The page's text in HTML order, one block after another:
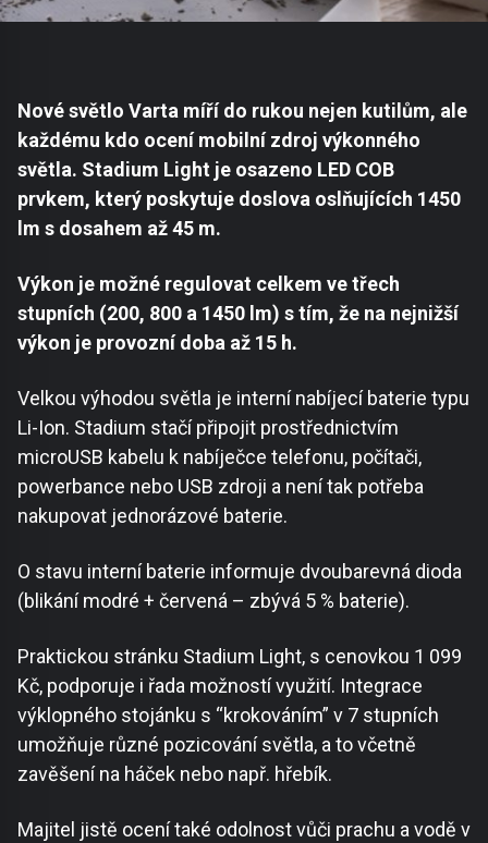
Nové světlo Varta míří do rukou nejen kutilům, ale
každému kdo ocení mobilní zdroj výkonného
světla. Stadium Light je osazeno LED COB
prvkem, který poskytuje doslova oslňujících 1450
lm s dosahem až 45 m.
Výkon je možné regulovat celkem ve třech
stupních (200, 800 a 1450 lm) s tím, že na nejnižší
výkon je provozní doba až 15 h.
Velkou výhodou světla je interní nabíjecí baterie typu
Li-Ion. Stadium stačí připojit prostřednictvím
microUSB kabelu k nabíječce telefonu, počítači,
powerbance nebo USB zdroji a není tak potřeba
nakupovat jednorázové baterie.
O stavu interní baterie informuje dvoubarevná dioda
(blikání modré + červená – zbývá 5 % baterie).
Praktickou stránku Stadium Light, s cenovkou 1 099
Kč, podporuje i řada možností využití. Integrace
výklopného stojánku s “krokováním” v 7 stupních
umožňuje různé pozicování světla, a to včetně
zavěšení na háček nebo např. hřebík.
Majitel jistě ocení také odolnost vůči prachu a vodě v